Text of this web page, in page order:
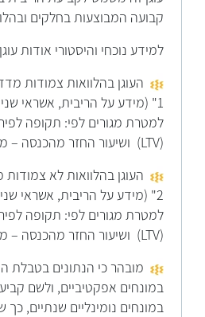
קבועה המבוצעות בחלקים
למידע נוכחי והיסטורי אודות
העוגן בהלוואות צמודות
1" (מידע על הריבית, אשראי
למטרת מגורים לפי: תקופה
(LTV) ושיעור החזר מהכנסה – מגזר צמוד מדד)
העוגן בהלוואות לא צמודות
2" (מידע על הריבית, אשראי
למטרת מגורים לפי: תקופה
(LTV) ושיעור החזר מהכנסה – מגזר לא צמוד)
מובהר כי הנתונים בטבלת
במונחים אפקטיביים, ולשם
במונחים נומינליים שנתיים, כך